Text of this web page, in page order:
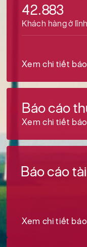
42.883
Khách hàng ở
Xem chi tiết
Báo cáo
Xem chi tiết
Báo cáo
Xem chi tiết